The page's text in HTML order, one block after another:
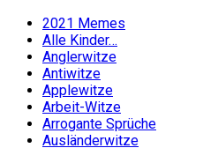
2021 Memes
Alle Kinder…
Anglerwitze
Antiwitze
Applewitze
Arbeit-Witze
Arrogante Sprüche
Ausländerwitze